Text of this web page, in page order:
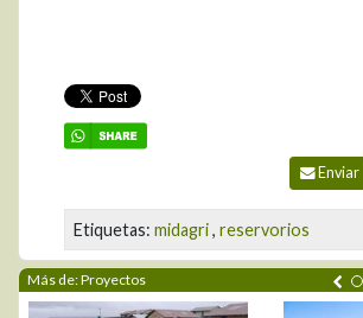
Enviar
Etiquetas: midagri, reservorios
Más de: Proyectos